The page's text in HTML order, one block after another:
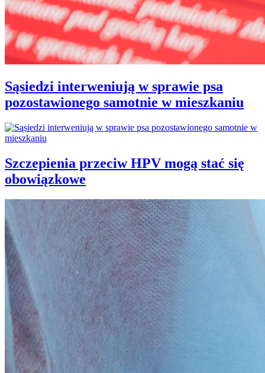
Sąsiedzi interweniują w sprawie psa
pozostawionego samotnie w mieszkaniu
Szczepienia przeciw HPV mogą stać się
obowiązkowe